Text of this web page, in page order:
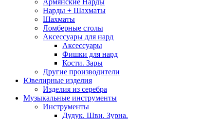
Армянские Нарды
Нарды + Шахматы
Шахматы
Ломберные столы
Аксессуары для нард
Аксессуары
Фишки для нард
Кости. Зары
Другие производители
Ювелирные изделия
Изделия из серебра
Музыкальные инструменты
Инструменты
Дудук. Шви. Зурна.